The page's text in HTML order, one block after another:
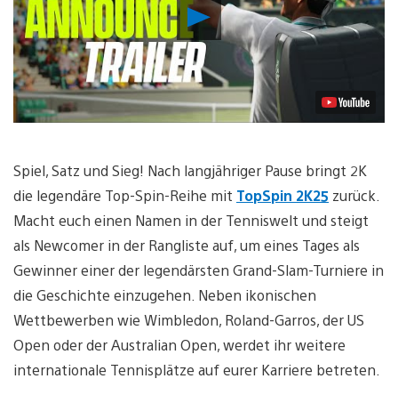
Video
abspielen
Spiel, Satz und Sieg! Nach langjähriger Pause bringt 2K
die legendäre Top-Spin-Reihe mit TopSpin 2K25 zurück.
Macht euch einen Namen in der Tenniswelt und steigt
als Newcomer in der Rangliste auf, um eines Tages als
Gewinner einer der legendärsten Grand-Slam-Turniere in
die Geschichte einzugehen. Neben ikonischen
Wettbewerben wie Wimbledon, Roland-Garros, der US
Open oder der Australian Open, werdet ihr weitere
internationale Tennisplätze auf eurer Karriere betreten.